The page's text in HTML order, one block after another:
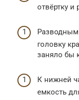
отвёртку и
головку
заняло бы
К нижней
емкость